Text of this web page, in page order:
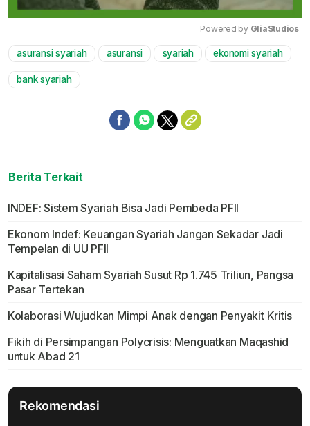
Mute
Powered by GliaStudios
asuransi syariah asuransi syariah ekonomi syariah
bank syariah
Berita Terkait
INDEF: Sistem Syariah Bisa Jadi Pembeda PFII
Ekonom Indef: Keuangan Syariah Jangan Sekadar Jadi
Tempelan di UU PFII
Kapitalisasi Saham Syariah Susut Rp 1.745 Triliun, Pangsa
Pasar Tertekan
Kolaborasi Wujudkan Mimpi Anak dengan Penyakit Kritis
Fikih di Persimpangan Polycrisis: Menguatkan Maqashid
untuk Abad 21
Rekomendasi